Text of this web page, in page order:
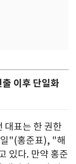
이후 단일화
대표는 한 권한
"(홍준표), "해
있다. 만약 홍준